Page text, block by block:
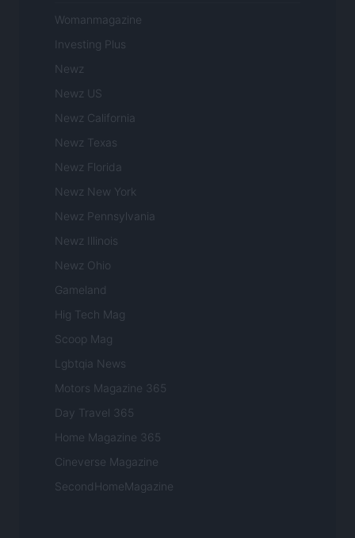
Womanmagazine
Investing Plus
Newz
Newz US
Newz California
Newz Texas
Newz Florida
Newz New York
Newz Pennsylvania
Newz Illinois
Newz Ohio
Gameland
Hig Tech Mag
Scoop Mag
Lgbtqia News
Motors Magazine 365
Day Travel 365
Home Magazine 365
Cineverse Magazine
SecondHomeMagazine